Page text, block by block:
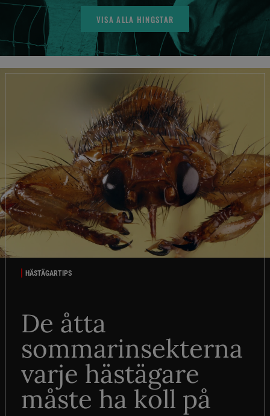
VISA ALLA HINGSTAR
HÄSTÄGARTIPS
De åtta
sommarinsekterna
varje hästägare
måste ha koll på